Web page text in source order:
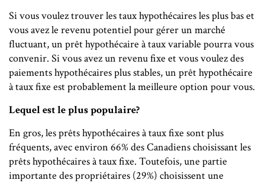
Si vous voulez trouver les taux hypothécaires les plus bas et
vous avez le revenu potentiel pour gérer un marché
fluctuant, un prêt hypothécaire à taux variable pourra vous
convenir. Si vous avez un revenu fixe et vous voulez des
paiements hypothécaires plus stables, un prêt hypothécaire
à taux fixe est probablement la meilleure option pour vous.
Lequel est le plus populaire?
En gros, les prêts hypothécaires à taux fixe sont plus
fréquents, avec environ 66% des Canadiens choisissant les
prêts hypothécaires à taux fixe. Toutefois, une partie
importante des propriétaires (29%) choisissent une